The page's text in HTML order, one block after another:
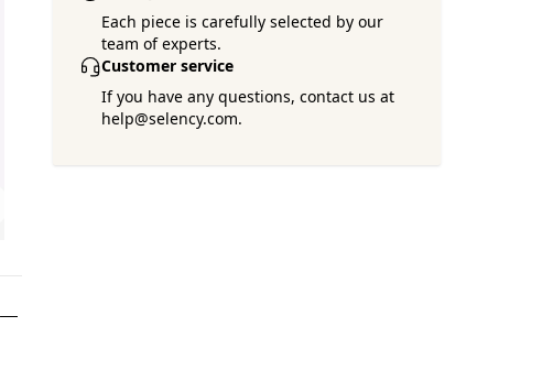
Each piece is carefully selected by our
team of experts.
Customer service
If you have any questions, contact us at
help@selency.com.